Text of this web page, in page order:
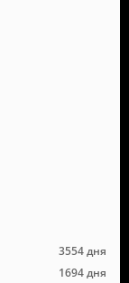
3554 дня
1694 дня